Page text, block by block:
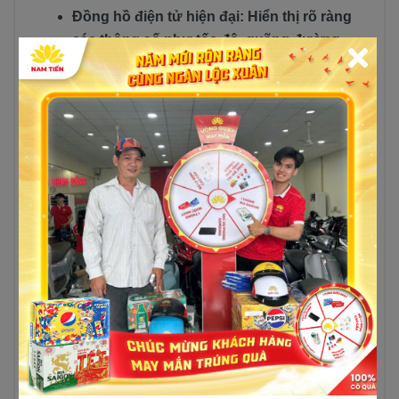
Đồng hồ điện tử hiện đại: Hiển thị rõ ràng
các thông số như tốc độ, quãng đường,
mức xăng, giúp người lái dễ dàng theo
dõi.
Hệ thống đèn LED: Đảm bảo khả năng
quan sát vượt trội trong điều kiện thiếu
sáng.
Những tính năng này thường chỉ xuất hiện trên
các dòng xe tay ga cao cấp, nay được tích hợp
trên một mẫu xe 50cc, mang lại giá trị vượt trội.
Tiện Ích Thông Minh:
Đáp Ứng Mọi Nhu Cầu